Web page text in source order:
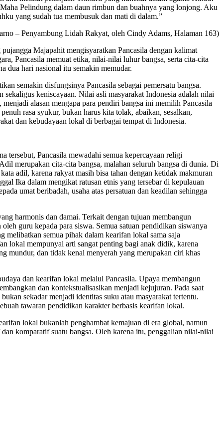
Pelindung dalam daun rimbun dan buahnya yang lonjong. Aku
yang sudah tua membusuk dan mati di dalam.”
– Penyambung Lidah Rakyat, oleh Cindy Adams, Halaman 163)
Majapahit mengisyaratkan Pancasila dengan kalimat
Pancasila memuat etika, nilai-nilai luhur bangsa, serta cita-cita
dua hari nasional itu semakin memudar.
semakin disfungsinya Pancasila sebagai pemersatu bangsa.
sekaligus keniscayaan. Nilai asli masyarakat Indonesia adalah nilai
alasan mengapa para pendiri bangsa ini memilih Pancasila
rasa syukur, bukan harus kita tolak, abaikan, sesalkan,
dan kebudayaan lokal di berbagai tempat di Indonesia.
tersebut, Pancasila mewadahi semua kepercayaan religi
merupakan cita-cita bangsa, malahan seluruh bangsa di dunia. Di
adil, karena rakyat masih bisa tahan dengan ketidak makmuran
Ika dalam mengikat ratusan etnis yang tersebar di kepulauan
umat beribadah, usaha atas persatuan dan keadilan sehingga
harmonis dan damai. Terkait dengan tujuan membangun
guru kepada para siswa. Semua satuan pendidikan siswanya
melibatkan semua pihak dalam kearifan lokal sama saja
lokal mempunyai arti sangat penting bagi anak didik, karena
mundur, dan tidak kenal menyerah yang merupakan ciri khas
dan kearifan lokal melalui Pancasila. Upaya membangun
dan kontekstualisasikan menjadi kejujuran. Pada saat
sekadar menjadi identitas suku atau masyarakat tertentu.
tawaran pendidikan karakter berbasis kearifan lokal.
lokal bukanlah penghambat kemajuan di era global, namun
komparatif suatu bangsa. Oleh karena itu, penggalian nilai-nilai